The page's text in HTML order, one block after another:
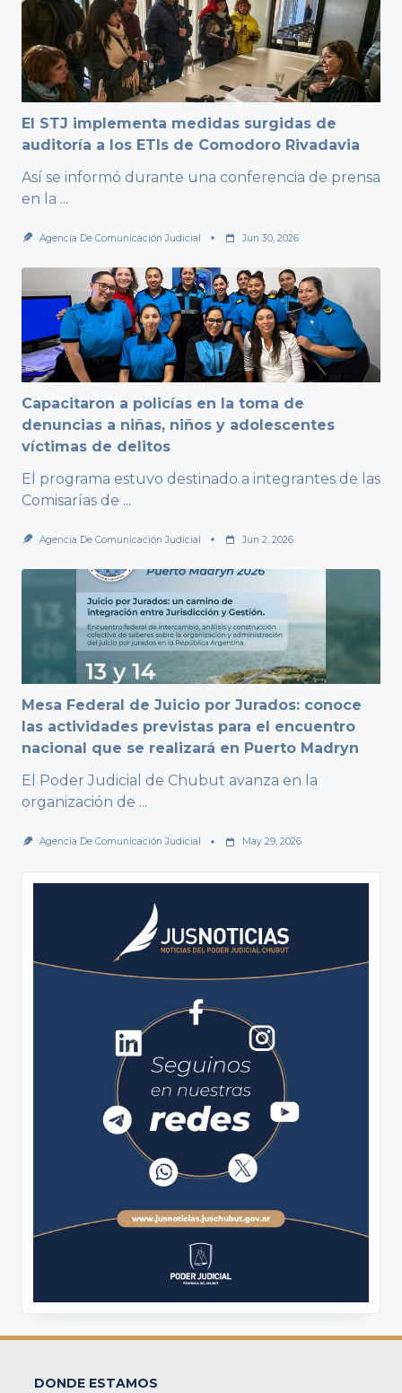
El STJ implementa medidas surgidas de
auditoría a los ETIs de Comodoro Rivadavia
Así se informó durante una conferencia de prensa
en la ...
Agencia De Comunicación Judicial Jun 30, 2026
Capacitaron a policías en la toma de
denuncias a niñas, niños y adolescentes
víctimas de delitos
El programa estuvo destinado a integrantes de las
Comisarías de ...
Agencia De Comunicación Judicial Jun 2, 2026
Mesa Federal de Juicio por Jurados: conoce
las actividades previstas para el encuentro
nacional que se realizará en Puerto Madryn
El Poder Judicial de Chubut avanza en la
organización de ...
Agencia De Comunicación Judicial May 29, 2026
DONDE ESTAMOS